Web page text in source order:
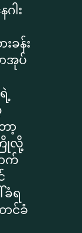
ါး
ခန်း
အုပ်
ာ့
ြိုလို့
က်
ခံရ
င်ခံ